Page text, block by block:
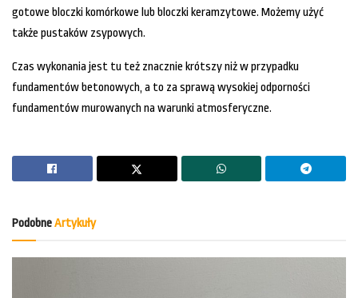
gotowe bloczki komórkowe lub bloczki keramzytowe. Możemy użyć
także pustaków zsypowych.
Czas wykonania jest tu też znacznie krótszy niż w przypadku
fundamentów betonowych, a to za sprawą wysokiej odporności
fundamentów murowanych na warunki atmosferyczne.
PodobneArtykuły